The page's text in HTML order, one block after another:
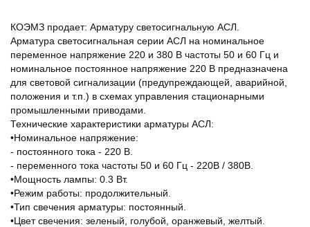
КОЭМЗ продает: Арматуру светосигнальную АСЛ.
Арматура светосигнальная серии АСЛ на номинальное
переменное напряжение 220 и 380 В частоты 50 и 60 Гц и
номинальное постоянное напряжение 220 В предназначена
для световой сигнализации (предупреждающей, аварийной,
положения и т.п.) в схемах управления стационарными
промышленными приводами.
Технические характеристики арматуры АСЛ:
•Номинальное напряжение:
- постоянного тока - 220 В.
- переменного тока частоты 50 и 60 Гц - 220В / 380В.
•Мощность лампы: 0.3 Вт.
•Режим работы: продолжительный.
•Тип свечения арматуры: постоянный.
•Цвет свечения: зеленый, голубой, оранжевый, желтый.